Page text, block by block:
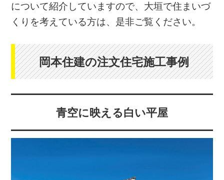
について紹介していますので、大垣で住まいづ
くりを考えている方は、是非ご覧ください。
岡本住建の注文住宅施工事例
青空に映える白い平屋